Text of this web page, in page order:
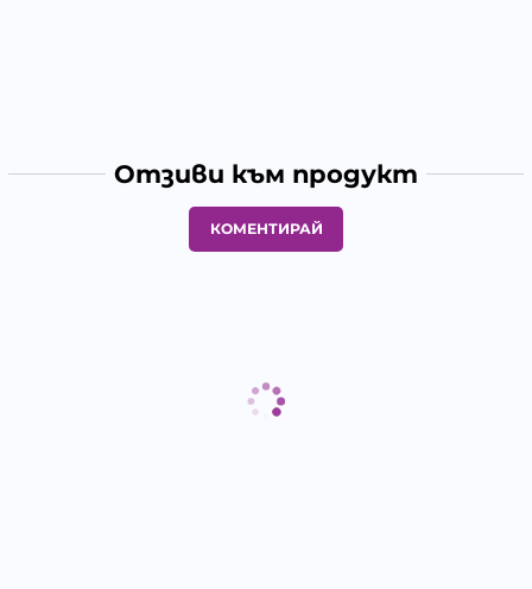
Отзиви към продукт
КОМЕНТИРАЙ